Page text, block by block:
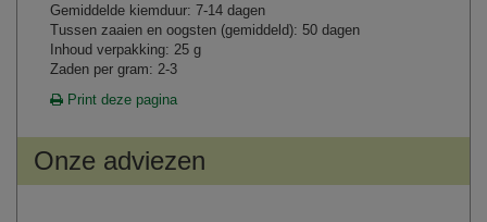
Gemiddelde kiemduur: 7-14 dagen
Tussen zaaien en oogsten (gemiddeld): 50 dagen
Inhoud verpakking: 25 g
Zaden per gram: 2-3
Print deze pagina
Onze adviezen